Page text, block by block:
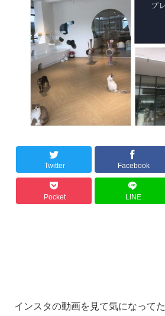
Twitter Facebook
Pocket LINE
インスタの動画を見て気になってた